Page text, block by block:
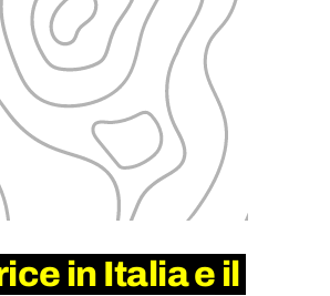
in Italia e il